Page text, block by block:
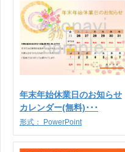
年末年始休業日のお知らせ
カレンダー(無料)･･･
形式： PowerPoint